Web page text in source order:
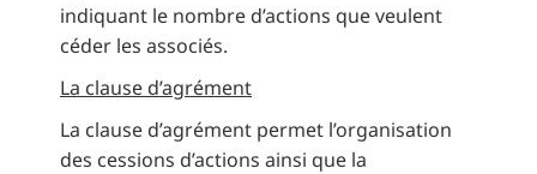
indiquant le nombre d’actions que veulent
céder les associés.
La clause d’agrément
La clause d’agrément permet l’organisation
des cessions d’actions ainsi que la